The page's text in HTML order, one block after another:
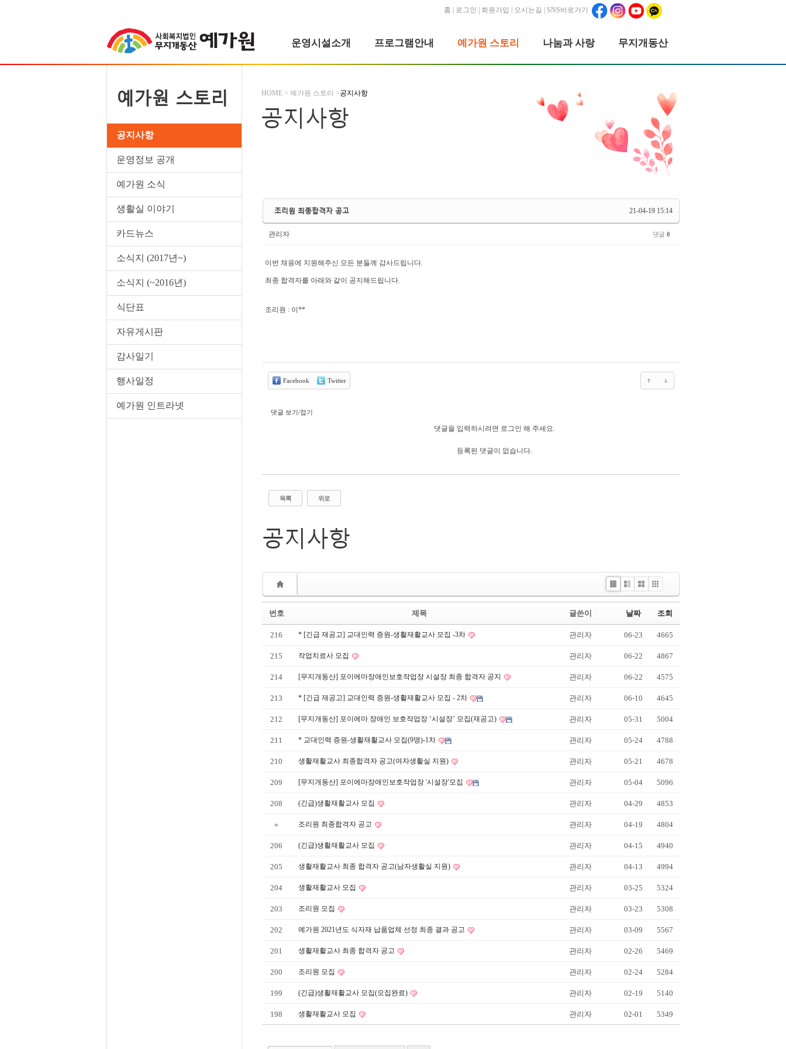
홈 로그인 회원가입 오시는길 | SNS바로가기
운영시설소개 프로그램안내 예가원 스토리 나눔과 사랑 무지개동산
HOME > 예가원 스토리 >공지사항
예가원 스토리
공지사항
운영정보 공개
예가원 소식
생활실 이야기
카드뉴스
소식지 (2017년~)
소식지 (~2016년)
식단표
자유게시판
감사일기
행사일정
예가원 인트라넷
공지사항
21-04-19 15:14
조리원 최종합격자 공고
관리자 댓글 0
이번 채용에 지원해주신 모든 분들께 감사드립니다.
최종 합격자를 아래와 같이 공지해드립니다.
조리원 : 이**
Facebook Twitter
댓글 보기/접기
댓글을 입력하시려면 로그인 해 주세요.
등록된 댓글이 없습니다.
목록 위로
공지사항
List WebzineGalleryPicture
번호 제목 글쓴이 날짜 조회
216 * [긴급 재공고] 교대인력 증원-생활재활교사 모집 -3차 관리자 06-23 4665
215 작업치료사 모집 관리자 06-22 4867
214 [무지개동산] 포이에마장애인보호작업장 시설장 최종 합격자 공지 관리자 06-22 4575
213 * [긴급 재공고] 교대인력 증원-생활재활교사 모집 - 2차 관리자 06-10 4645
212 [무지개동산] 포이에마 장애인 보호작업장 ‘시설장’ 모집(재공고) 관리자 05-31 5004
211 * 교대인력 증원-생활재활교사 모집(9명)-1차 관리자 05-24 4788
210 생활재활교사 최종합격자 공고(여자생활실 지원) 관리자 05-21 4678
209 [무지개동산] 포이에마장애인보호작업장 '시설장'모집 관리자 05-04 5096
208 (긴급)생활재활교사 모집 관리자 04-29 4853
» 조리원 최종합격자 공고 관리자 04-19 4804
206 (긴급)생활재활교사 모집 관리자 04-15 4940
205 생활재활교사 최종 합격자 공고(남자생활실 지원) 관리자 04-13 4994
204 생활재활교사 모집 관리자 03-25 5324
203 조리원 모집 관리자 03-23 5308
202 예가원 2021년도 식자재 납품업체 선정 최종 결과 공고 관리자 03-09 5567
201 생활재활교사 최종 합격자 공고 관리자 02-26 5469
200 조리원 모집 관리자 02-24 5284
199 (긴급)생활재활교사 모집(모집완료) 관리자 02-19 5140
198 생활재활교사 모집 관리자 02-01 5349